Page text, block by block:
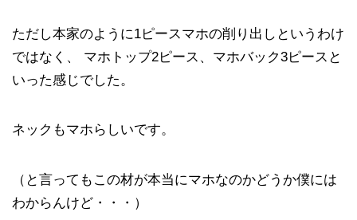
ただし本家のように1ピースマホの削り出しというわけ
ではなく、 マホトップ2ピース、マホバック3ピースと
いった感じでした。
ネックもマホらしいです。
（と言ってもこの材が本当にマホなのかどうか僕には
わからんけど・・・）